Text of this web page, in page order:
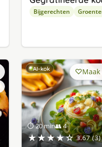
Bijgerechten
AI-kok
⏱ 20 min👥 4
★★★★☆ 3.67 (3)